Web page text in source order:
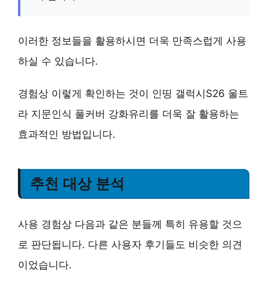
이러한 정보들을 활용하시면 더욱 만족스럽게 사용
하실 수 있습니다.
경험상 이렇게 확인하는 것이 인띵 갤럭시S26 울트
라 지문인식 풀커버 강화유리를 더욱 잘 활용하는
효과적인 방법입니다.
추천 대상 분석
사용 경험상 다음과 같은 분들께 특히 유용할 것으
로 판단됩니다. 다른 사용자 후기들도 비슷한 의견
이었습니다.